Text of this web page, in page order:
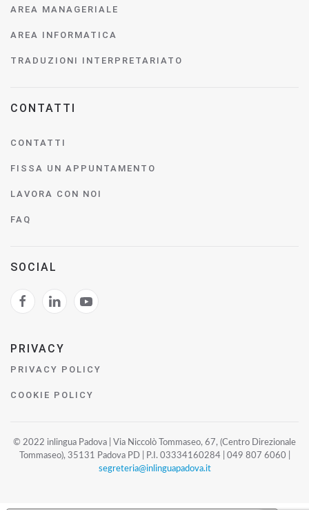
AREA MANAGERIALE
AREA INFORMATICA
TRADUZIONI INTERPRETARIATO
CONTATTI
CONTATTI
FISSA UN APPUNTAMENTO
LAVORA CON NOI
FAQ
SOCIAL
PRIVACY
PRIVACY POLICY
COOKIE POLICY
© 2022 inlingua Padova | Via Niccolò Tommaseo, 67, (Centro Direzionale
Tommaseo), 35131 Padova PD | P.I. 03334160284 | 049 807 6060 |
segreteria@inlinguapadova.it